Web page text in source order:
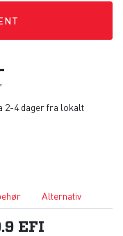
2-4 dager fra lokalt
Alternativ
EFI